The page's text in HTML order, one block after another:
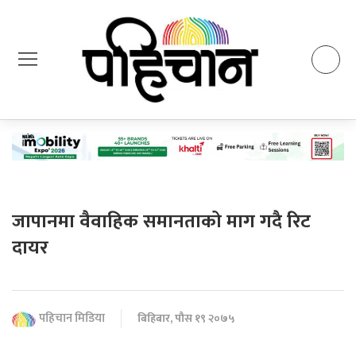
जापानमा वैवाहिक समानताको माग गदै रिट
दायर
पहिचान मिडिया बिहिबार, पौस १९ २०७५